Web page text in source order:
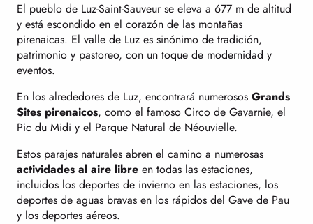
El pueblo de Luz-Saint-Sauveur se eleva a 677 m de altitud
y está escondido en el corazón de las montañas
pirenaicas. El valle de Luz es sinónimo de tradición,
patrimonio y pastoreo, con un toque de modernidad y
eventos.
En los alrededores de Luz, encontrará numerosos Grands
Sites pirenaicos, como el famoso Circo de Gavarnie, el
Pic du Midi y el Parque Natural de Néouvielle.
Estos parajes naturales abren el camino a numerosas
actividades al aire libre en todas las estaciones,
incluidos los deportes de invierno en las estaciones, los
deportes de aguas bravas en los rápidos del Gave de Pau
y los deportes aéreos.